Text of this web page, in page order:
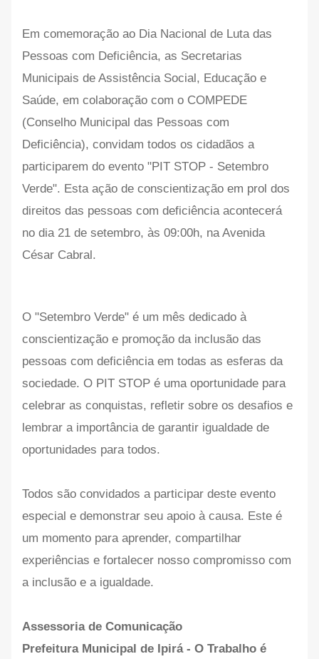
Em comemoração ao Dia Nacional de Luta das
Pessoas com Deficiência, as Secretarias
Municipais de Assistência Social, Educação e
Saúde, em colaboração com o COMPEDE
(Conselho Municipal das Pessoas com
Deficiência), convidam todos os cidadãos a
participarem do evento "PIT STOP - Setembro
Verde". Esta ação de conscientização em prol dos
direitos das pessoas com deficiência acontecerá
no dia 21 de setembro, às 09:00h, na Avenida
César Cabral.
O "Setembro Verde" é um mês dedicado à
conscientização e promoção da inclusão das
pessoas com deficiência em todas as esferas da
sociedade. O PIT STOP é uma oportunidade para
celebrar as conquistas, refletir sobre os desafios e
lembrar a importância de garantir igualdade de
oportunidades para todos.
Todos são convidados a participar deste evento
especial e demonstrar seu apoio à causa. Este é
um momento para aprender, compartilhar
experiências e fortalecer nosso compromisso com
a inclusão e a igualdade.
Assessoria de Comunicação
Prefeitura Municipal de Ipirá - O Trabalho é